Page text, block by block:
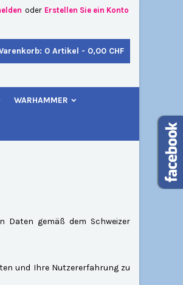
oder Erstellen Sie ein Konto
0 Artikel - 0,00 CHF
WARHAMMER
Daten gemäß dem Schweizer
und Ihre Nutzererfahrung zu